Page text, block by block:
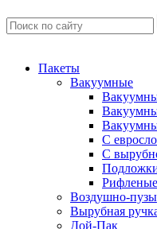
Пакеты
Вакуумные
С
С
Рифленые
Воздушно-
Вырубная
Дой-Пак